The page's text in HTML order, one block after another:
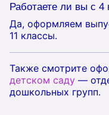
Работаете ли вы с 4
Да, оформляем
11 классы.
Также смотрите
детском саду —
дошкольных групп.